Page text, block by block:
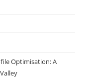
Optimisation: A